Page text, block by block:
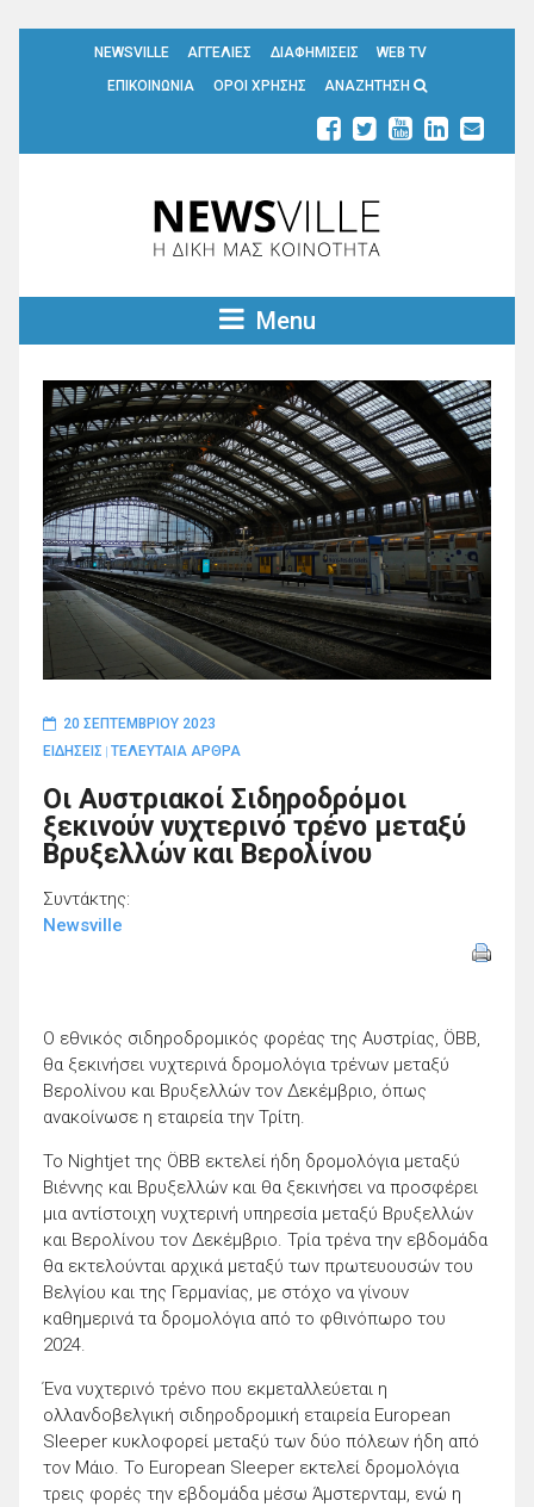
NEWSVILLE ΑΓΓΕΛΙΕΣ ΔΙΑΦΗΜΙΣΕΙΣ
WEB TV
ΕΠΙΚΟΙΝΩΝΙΑ
ΟΡΟΙ ΧΡΗΣΗΣ ΑΝΑΖΗΤΗΣΗ
Menu
20 ΣΕΠΤΕΜΒΡΊΟΥ 2023
ΕΙΔΗΣΕΙΣ ΤΕΛΕΥΤΑΙΑ ΑΡΘΡΑ
Οι Αυστριακοί Σιδηροδρόμοι
ξεκινούν νυχτερινό τρένο μεταξύ
Βρυξελλών και Βερολίνου
Συντάκτης:
Newsville
Ο εθνικός σιδηροδρομικός φορέας της Αυστρίας, ÖBB,
θα ξεκινήσει νυχτερινά δρομολόγια τρένων μεταξύ
Βερολίνου και Βρυξελλών τον Δεκέμβριο, όπως
ανακοίνωσε η εταιρεία την Τρίτη.
Το Nightjet της ÖBB εκτελεί ήδη δρομολόγια μεταξύ
Βιέννης και Βρυξελλών και θα ξεκινήσει να προσφέρει
μια αντίστοιχη νυχτερινή υπηρεσία μεταξύ Βρυξελλών
και Βερολίνου τον Δεκέμβριο. Τρία τρένα την εβδομάδα
θα εκτελούνται αρχικά μεταξύ των πρωτευουσών του
Βελγίου και της Γερμανίας, με στόχο να γίνουν
καθημερινά τα δρομολόγια από το φθινόπωρο του
2024.
Ένα νυχτερινό τρένο που εκμεταλλεύεται η
ολλανδοβελγική σιδηροδρομική εταιρεία European
Sleeper κυκλοφορεί μεταξύ των δύο πόλεων ήδη από
τον Μάιο. Το European Sleeper εκτελεί δρομολόγια
τρεις φορές την εβδομάδα μέσω Άμστερνταμ, ενώ η